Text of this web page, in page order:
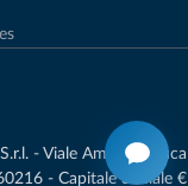
- Viale Amedeo Duca
- Capitale Sociale €